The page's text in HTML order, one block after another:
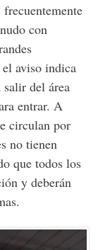
con
aviso indica
salir del área
entrar. A
circulan por
no tienen
que todos los
y deberán